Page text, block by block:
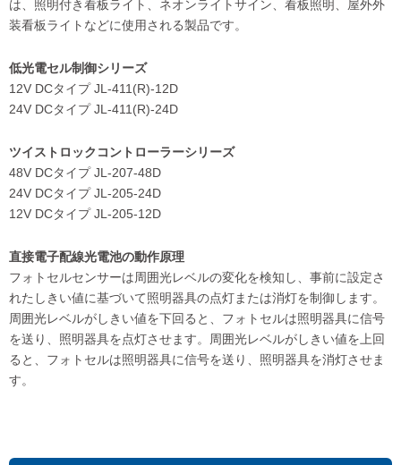
は、照明付き看板ライト、ネオンライトサイン、看板照明、屋外外
装看板ライトなどに使用される製品です。
低光電セル制御シリーズ
12V DCタイプ JL-411(R)-12D
24V DCタイプ JL-411(R)-24D
ツイストロックコントローラーシリーズ
48V DCタイプ JL-207-48D
24V DCタイプ JL-205-24D
12V DCタイプ JL-205-12D
直接電子配線光電池の動作原理
フォトセルセンサーは周囲光レベルの変化を検知し、事前に設定さ
れたしきい値に基づいて照明器具の点灯または消灯を制御します。
周囲光レベルがしきい値を下回ると、フォトセルは照明器具に信号
を送り、照明器具を点灯させます。周囲光レベルがしきい値を上回
ると、フォトセルは照明器具に信号を送り、照明器具を消灯させま
す。